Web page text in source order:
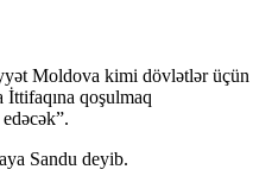
Moldova kimi dövlətlər üçün
qoşulmaq
Sandu deyib.